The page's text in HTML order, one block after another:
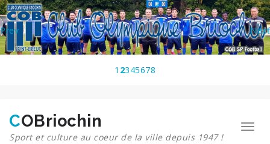
Aller
au
contenu
Prev Next
1 2345678
COBriochin
Sport et culture au coeur de la ville depuis 1947 !